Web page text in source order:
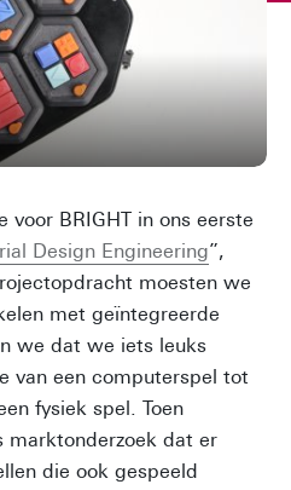
voor BRIGHT in ons eerste
Design Engineering”,
moesten we
met geïntegreerde
we dat we iets leuks
van een computerspel tot
fysiek spel. Toen
marktonderzoek dat er
die ook gespeeld